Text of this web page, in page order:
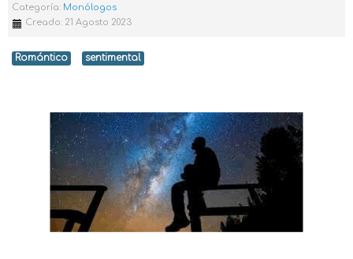
Categoría: Monólogos
Creado: 21 Agosto 2023
Romántico sentimental